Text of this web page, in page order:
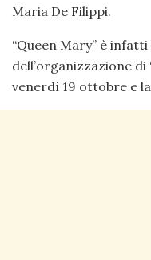
Maria De Filippi.
“Queen Mary” è
dell’organizzazione di
venerdì 19 ottobre e